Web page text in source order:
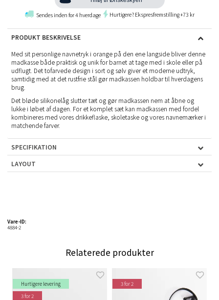
Sendes inden for 4 hverdage Hurtigere? Ekspresfremstilling +73 kr
PRODUKT BESKRIVELSE
Med sit personlige navnetryk i orange på den ene langside bliver denne
madkasse både praktisk og unik for barnet at tage med i skole eller på
udflugt. Det tofarvede design i sort og sølv giver et moderne udtryk,
samtidig med at det rustfrie stål gør madkassen holdbar til hverdagens
brug.
Det bløde silikonelåg slutter tæt og gør madkassen nem at åbne og
lukke i løbet af dagen. For et komplet sæt kan madkassen med fordel
kombineres med vores drikkeflaske, skoletaske og vores navnemærker i
matchende farver.
SPECIFIKATION
LAYOUT
Vare-ID:
4884-2
Relaterede produkter
Hurtigere levering
3 for 2
3 for 2